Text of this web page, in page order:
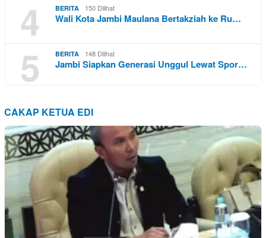
4
BERITA 150 Dilihat
Wali Kota Jambi Maulana Bertakziah ke Ru…
5 BERITA 148 Dilihat
Jambi Siapkan Generasi Unggul Lewat Spor…
CAKAP KETUA EDI